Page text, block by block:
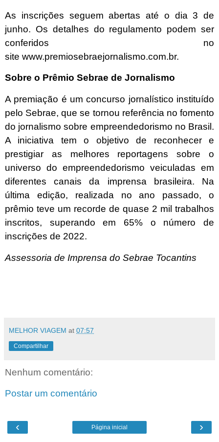
As inscrições seguem abertas até o dia 3 de
junho. Os detalhes do regulamento podem ser
conferidos no
site www.premiosebraejornalismo.com.br.
Sobre o Prêmio Sebrae de Jornalismo
A premiação é um concurso jornalístico instituído
pelo Sebrae, que se tornou referência no fomento
do jornalismo sobre empreendedorismo no Brasil.
A iniciativa tem o objetivo de reconhecer e
prestigiar as melhores reportagens sobre o
universo do empreendedorismo veiculadas em
diferentes canais da imprensa brasileira. Na
última edição, realizada no ano passado, o
prêmio teve um recorde de quase 2 mil trabalhos
inscritos, superando em 65% o número de
inscrições de 2022.
Assessoria de Imprensa do Sebrae Tocantins
MELHOR VIAGEM at 07:57
Compartilhar
Nenhum comentário:
Postar um comentário
‹ ›
Página inicial